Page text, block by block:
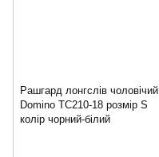
Рашгард лонгслів чоловічий
Domino TC210-18 розмір S
колір чорний-білий